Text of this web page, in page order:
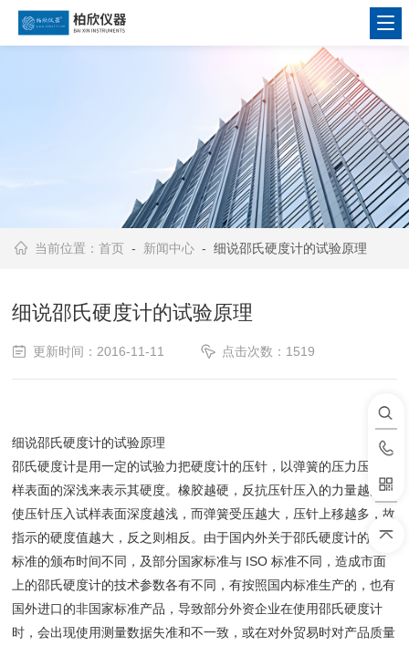
当前位置：首页 - 新闻中心 - 细说邵氏硬度计的试验原理
细说邵氏硬度计的试验原理
更新时间：2016-11-11 点击次数：1519
细说邵氏硬度计的试验原理
邵氏硬度计是用一定的试验力把硬度计的压针，以弹簧的压力压入试
样表面的深浅来表示其硬度。橡胶越硬，反抗压针压入的力量越大，
使压针压入试样表面深度越浅，而弹簧受压越大，压针上移越多，故
指示的硬度值越大，反之则相反。由于国内外关于邵氏硬度计的各类
标准的颁布时间不同，及部分国家标准与 ISO 标准不同，造成市面
上的邵氏硬度计的技术参数各有不同，有按照国内标准生产的，也有
国外进口的非国家标准产品，导致部分外资企业在使用邵氏硬度计
时，会出现使用测量数据失准和不一致，或在对外贸易时对产品质量